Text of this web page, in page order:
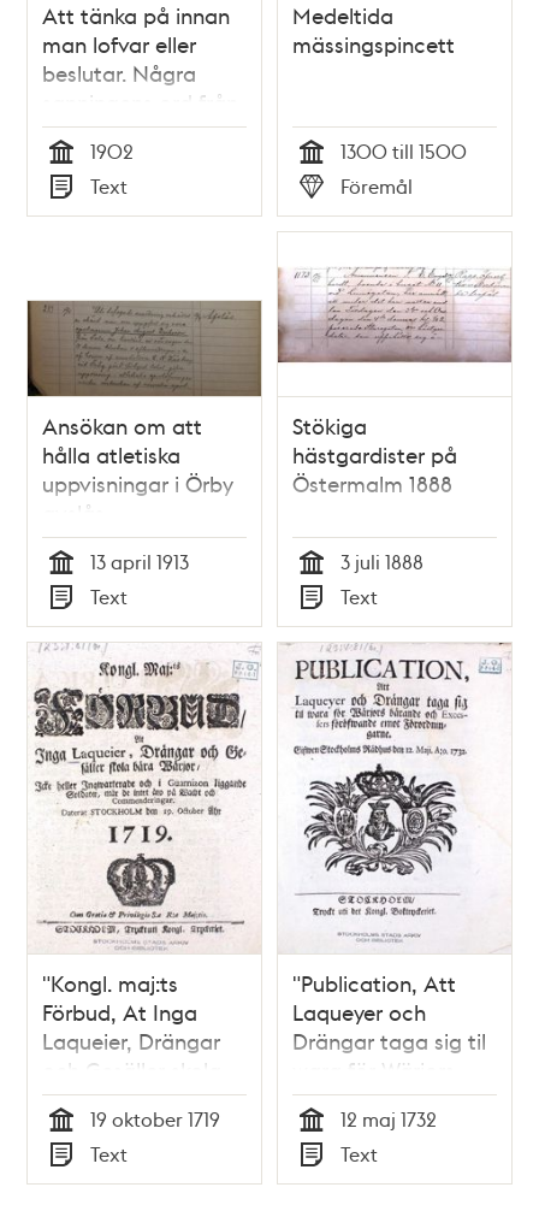
Att tänka på innan
man lofvar eller
beslutar. Några
sanningens ord från
Fosterländska
förbundet i
Stockholm.
[Rösträttsfrågan]
Tid
1902
Typ
Text
Medeltida
mässingspincett
Tid
1300 till 1500
Typ
Föremål
Ansökan om att
hålla atletiska
uppvisningar i Örby
avslås –
polisrapport 1913
Tid
13 april 1913
Typ
Text
Stökiga
hästgardister på
Östermalm 1888
Tid
3 juli 1888
Typ
Text
"Kongl. maj:ts
Förbud, At Inga
Laqueier, Drängar
och Gesäller skola
bära Wärjor, Icke
heller Inqwarterade
och i Guarnizon
liggande Soldater,
Tid
19 oktober 1719
Typ
Text
"Publication, Att
Laqueyer och
Drängar taga sig til
wara för Wärjors
bärande och
Excessers
föröfwande emot
Förordningarne"
Tid
12 maj 1732
Typ
Text